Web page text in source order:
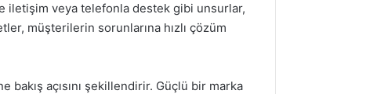
iletişim veya telefonla destek gibi unsurlar,
müşterilerin sorunlarına hızlı çözüm
açısını şekillendirir. Güçlü bir marka